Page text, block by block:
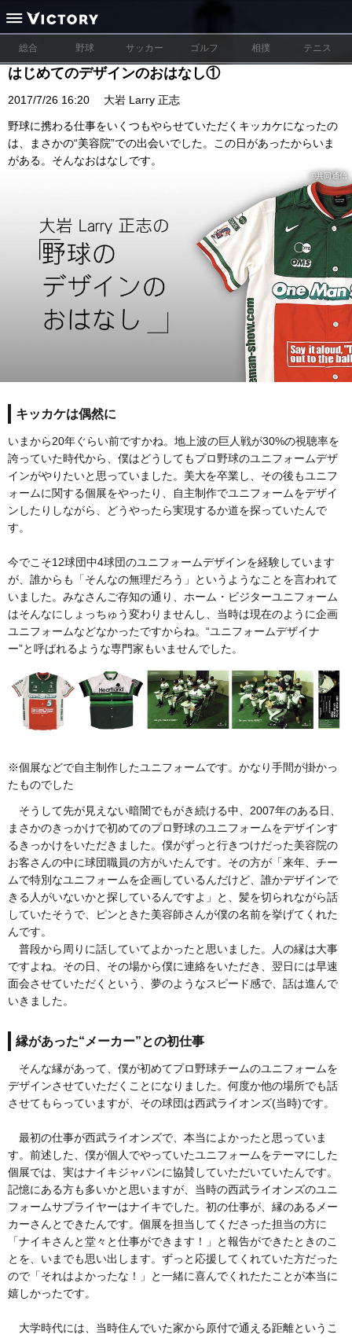
総合 野球 サッカー ゴルフ 相撲 テニス
はじめてのデザインのおはなし①
2017/7/26 16:20 大岩 Larry 正志
野球に携わる仕事をいくつもやらせていただくキッカケになったの
は、まさかの“美容院”での出会いでした。この日があったからいま
がある。そんなおはなしです。
©︎共同通信
キッカケは偶然に
いまから20年ぐらい前ですかね。地上波の巨人戦が30%の視聴率を
誇っていた時代から、僕はどうしてもプロ野球のユニフォームデザ
インがやりたいと思っていました。美大を卒業し、その後もユニフ
ォームに関する個展をやったり、自主制作でユニフォームをデザイ
ンしたりしながら、どうやったら実現するか道を探っていたんで
す。
今でこそ12球団中4球団のユニフォームデザインを経験しています
が、誰からも「そんなの無理だろう」というようなことを言われて
いました。みなさんご存知の通り、ホーム・ビジターユニフォーム
はそんなにしょっちゅう変わりませんし、当時は現在のように企画
ユニフォームなどなかったですからね。“ユニフォームデザイナ
ー”と呼ばれるような専門家もいませんでした。
※個展などで自主制作したユニフォームです。かなり手間が掛かっ
たものでした
そうして先が見えない暗闇でもがき続ける中、2007年のある日、
まさかのきっかけで初めてのプロ野球のユニフォームをデザインす
るきっかけをいただきました。僕がずっと行きつけだった美容院の
お客さんの中に球団職員の方がいたんです。その方が「来年、チー
ムで特別なユニフォームを企画しているんだけど、誰かデザインで
きる人がいないかと探しているんですよ」と、髪を切られながら話
していたそうで、ピンときた美容師さんが僕の名前を挙げてくれた
んです。
普段から周りに話していてよかったと思いました。人の縁は大事
ですよね。その日、その場から僕に連絡をいただき、翌日には早速
面会させていただくという、夢のようなスピード感で、話は進んで
いきました。
縁があった“メーカー”との初仕事
そんな縁があって、僕が初めてプロ野球チームのユニフォームを
デザインさせていただくことになりました。何度か他の場所でも話
させてもらっていますが、その球団は西武ライオンズ(当時)です。
最初の仕事が西武ライオンズで、本当によかったと思っていま
す。前述した、僕が個人でやっていたユニフォームをテーマにした
個展では、実はナイキジャパンに協賛していただいていたんです。
記憶にある方も多いかと思いますが、当時の西武ライオンズのユニ
フォームサプライヤーはナイキでした。初の仕事が、縁のあるメー
カーさんとできたんです。個展を担当してくださった担当の方に
「ナイキさんと堂々と仕事ができます！」と報告ができたときのこ
とを、いまでも思い出します。ずっと応援してくれていた方だった
ので「それはよかったな！」と一緒に喜んでくれたたことが本当に
嬉しかったです。
大学時代には、当時住んでいた家から原付で通える距離というこ